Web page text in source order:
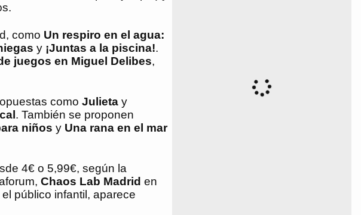
como Un respiro en el agua:
y ¡Juntas a la piscina!.
juegos en Miguel Delibes,
como Julieta y
. También se proponen
niños y Una rana en el mar
4€ o 5,99€, según la
Chaos Lab Madrid en
público infantil, aparece